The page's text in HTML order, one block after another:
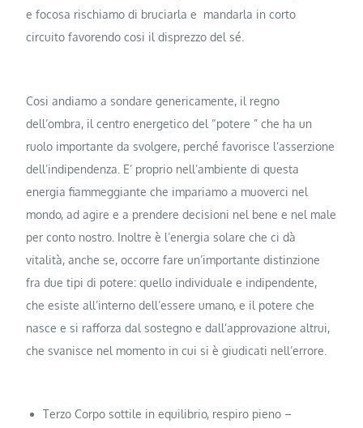
e focosa rischiamo di bruciarla e mandarla in corto
circuito favorendo cosi il disprezzo del sé.
Cosi andiamo a sondare genericamente, il regno
dell’ombra, il centro energetico del “potere ” che ha un
ruolo importante da svolgere, perché favorisce l’asserzione
dell’indipendenza. E’ proprio nell’ambiente di questa
energia fiammeggiante che impariamo a muoverci nel
mondo, ad agire e a prendere decisioni nel bene e nel male
per conto nostro. Inoltre è l’energia solare che ci dà
vitalità, anche se, occorre fare un’importante distinzione
fra due tipi di potere: quello individuale e indipendente,
che esiste all’interno dell’essere umano, e il potere che
nasce e si rafforza dal sostegno e dall’approvazione altrui,
che svanisce nel momento in cui si è giudicati nell’errore.
Terzo Corpo sottile in equilibrio, respiro pieno –